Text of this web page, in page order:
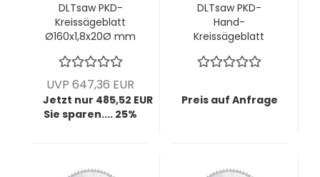
DLTsaw PKD-
Kreissägeblatt
Ø160x1,8x20Ø mm
Schnitte OHNE
Vorritzaggregat!
UVP 647,36 EUR
Jetzt nur 485,52 EUR
Sie sparen.... 25%
DLTsaw PKD-
Hand-
Kreissägeblatt
z42 MMT -
in faserigen oder
zähen Materialien
Preis auf Anfrage